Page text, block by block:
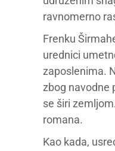
ravnomerno
Frenku
urednici
zaposlenima.
zbog navodne
se širi
romana.
Kao kada,